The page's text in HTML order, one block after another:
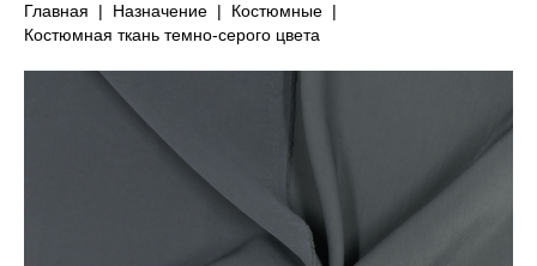
Главная Назначение
Костюмные
Костюмная ткань темно-серого цвета